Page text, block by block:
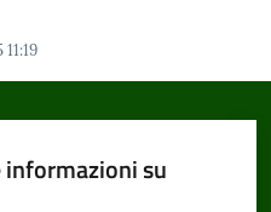
informazioni su